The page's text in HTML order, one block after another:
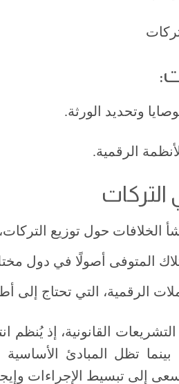
وتحديد الورثة.
الرقمية.
التركات
تنشأ الخلافات حول توزيع
المتوفى أصولًا في دول
الرقمية، التي تحتاج إلى
القانونية، إذ يُنظم
بينما تظل المبادئ
تسعى إلى تبسيط الإجراءات